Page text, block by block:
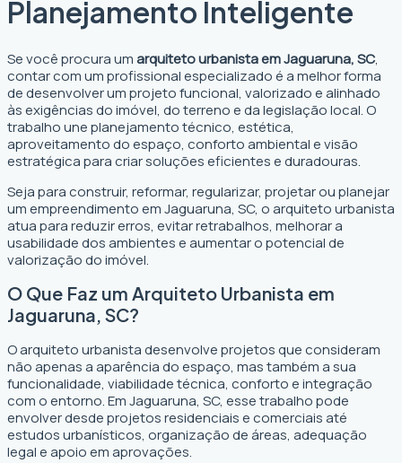
Planejamento Inteligente
Se você procura umarquiteto urbanista em Jaguaruna, SC,
contar com um profissional especializado é a melhor forma
de desenvolver um projeto funcional, valorizado e alinhado
às exigências do imóvel, do terreno e da legislação local. O
trabalho une planejamento técnico, estética,
aproveitamento do espaço, conforto ambiental e visão
estratégica para criar soluções eficientes e duradouras.
Seja para construir, reformar, regularizar, projetar ou planejar
um empreendimento em Jaguaruna, SC, o arquiteto urbanista
atua para reduzir erros, evitar retrabalhos, melhorar a
usabilidade dos ambientes e aumentar o potencial de
valorização do imóvel.
O Que Faz um Arquiteto Urbanista em
Jaguaruna, SC?
O arquiteto urbanista desenvolve projetos que consideram
não apenas a aparência do espaço, mas também a sua
funcionalidade, viabilidade técnica, conforto e integração
com o entorno. Em Jaguaruna, SC, esse trabalho pode
envolver desde projetos residenciais e comerciais até
estudos urbanísticos, organização de áreas, adequação
legal e apoio em aprovações.